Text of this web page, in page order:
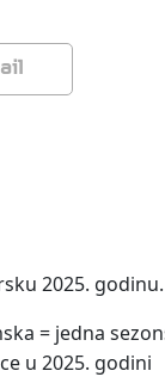
2025.
= jedna
u 2025. godini